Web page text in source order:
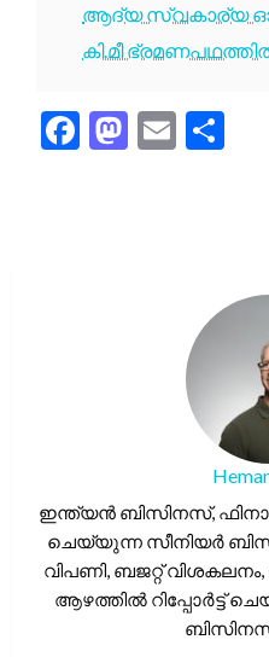
ആദ്യ സ്വകാര്യ
കി.മീ
Facebook
Email
ഇന്ത്യൻ ബിസിനസ്,
ചെയ്യുന്ന സീനിയർ
വിപണി, ബജറ്റ്
ആഴത്തിൽ റിപ്പോർട്ട്